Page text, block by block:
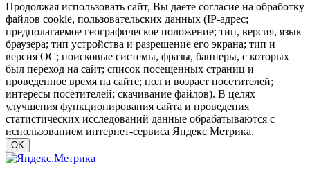
Продолжая использовать сайт, Вы даете согласие на обработку
файлов cookie, пользовательских данных (IP-адрес;
предполагаемое географическое положение; тип, версия, язык
браузера; тип устройства и разрешение его экрана; тип и
версия ОС; поисковые системы, фразы, баннеры, с которых
был переход на сайт; список посещенных страниц и
проведенное время на сайте; пол и возраст посетителей;
интересы посетителей; скачивание файлов). В целях
улучшения функционирования сайта и проведения
статистических исследований данные обрабатываются с
использованием интернет-сервиса Яндекс Метрика.
OK